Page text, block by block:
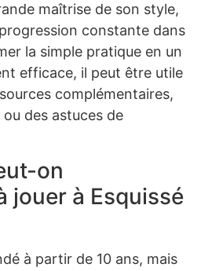
maîtrise de son style,
constante dans
la simple pratique en un
efficace, il peut être utile
complémentaires,
des astuces de
on
jouer à Esquissé
à partir de 10 ans, mais